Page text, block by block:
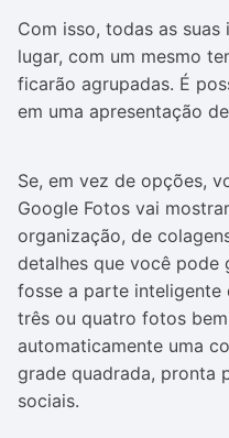
Com isso, todas as
lugar, com um mesmo
ficarão agrupadas. É
em uma apresentação
Se, em vez de opções,
Google Fotos vai
organização, de
detalhes que você pode
fosse a parte inteligente
três ou quatro fotos
automaticamente uma
grade quadrada, pronta
sociais.